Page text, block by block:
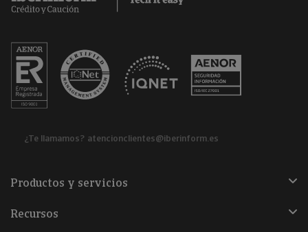
¿Te llamamos? atencionclientes@iberinform.es
Productos y servicios
Recursos